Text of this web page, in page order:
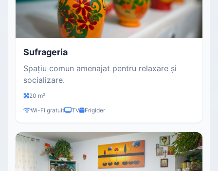
Sufrageria
Spațiu comun amenajat pentru relaxare și
socializare.
20 m²
Wi-Fi gratuit
TV Frigider